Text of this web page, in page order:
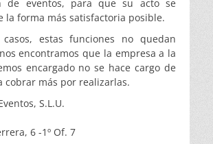
de eventos, para que su acto se
la forma más satisfactoria posible.
estas funciones no quedan
encontramos que la empresa a la
encargado no se hace cargo de
cobrar más por realizarlas.
S.L.U.
6 -1º Of. 7